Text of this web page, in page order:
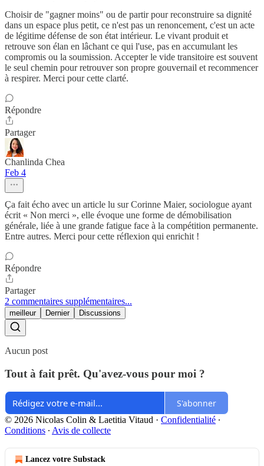
Choisir de "gagner moins" ou de partir pour reconstruire sa dignité
dans un espace plus petit, ce n'est pas un renoncement, c'est un acte
de légitime défense de son état intérieur. Le vivant produit et
retrouve son élan en lâchant ce qui l'use, pas en accumulant les
compromis ou la soumission. Accepter le vide transitoire est souvent
le seul chemin pour retrouver son propre gouvernail et recommencer
à respirer. Merci pour cette clarté.
Répondre
Partager
Chanlinda Chea
Feb 4
Ça fait écho avec un article lu sur Corinne Maier, sociologue ayant
écrit « Non merci », elle évoque une forme de démobilisation
générale, liée à une grande fatigue face à la compétition permanente.
Entre autres. Merci pour cette réflexion qui enrichit !
Répondre
Partager
2 commentaires supplémentaires...
meilleur Dernier Discussions
Aucun post
Tout à fait prêt. Qu'avez-vous pour moi ?
S'abonner
© 2026 Nicolas Colin & Laetitia Vitaud · Confidentialité ∙
Conditions ∙ Avis de collecte
Lancez votre Substack